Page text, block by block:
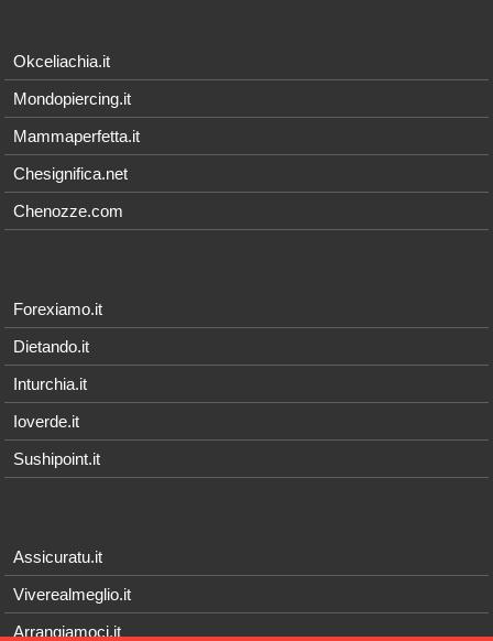
Okceliachia.it
Mondopiercing.it
Mammaperfetta.it
Chesignifica.net
Chenozze.com
Forexiamo.it
Dietando.it
Inturchia.it
Ioverde.it
Sushipoint.it
Assicuratu.it
Viverealmeglio.it
Arrangiamoci.it